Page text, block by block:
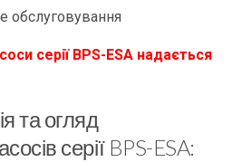
обслуговування
серії BPS-ESA надається
та огляд
серії BPS-ESA: